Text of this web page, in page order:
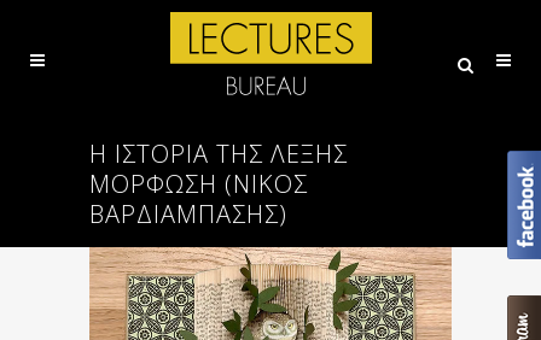
Η ΙΣΤΟΡΊΑ ΤΗΣ ΛΈΞΗΣ
ΜΌΡΦΩΣΗ (ΝΙΚΟΣ
ΒΑΡΔΙΑΜΠΑΣΗΣ)